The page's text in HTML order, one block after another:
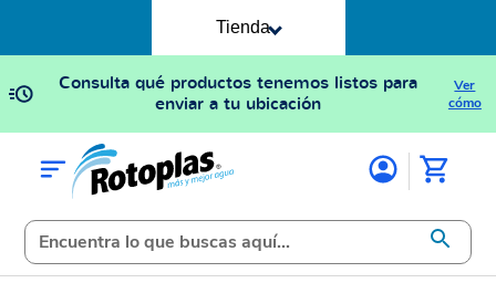
Tienda
Consulta qué productos tenemos listos para
enviar a tu ubicación
Ver
cómo